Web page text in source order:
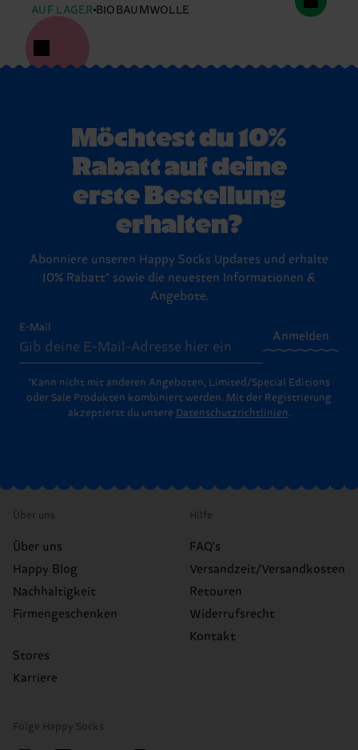
AUF LAGER BIOBAUMWOLLE
Möchtest du 10%
Rabatt auf deine
erste Bestellung
erhalten?
Abonniere unseren Happy Socks Updates und erhalte
10% Rabatt* sowie die neuesten Informationen &
Angebote.
E-Mail
Anmelden
*Kann nicht mit anderen Angeboten, Limited/Special Editions
oder Sale Produkten kombiniert werden. Mit der Registrierung
akzeptierst du unsere Datenschutzrichtlinien.
Über uns
Über uns
Happy Blog
Nachhaltigkeit
Firmengeschenken
Stores
Karriere
Hilfe
FAQ's
Versandzeit/Versandkosten
Retouren
Widerrufsrecht
Kontakt
Folge Happy Socks